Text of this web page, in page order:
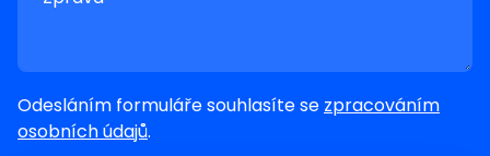
Odesláním formuláře souhlasíte se zpracováním
osobních údajů.